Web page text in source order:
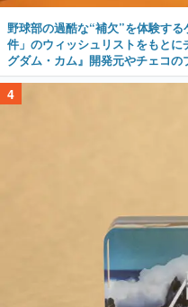
野球部の過酷な“補欠”を体験す
件」のウィッシュリストをもと
グダム・カム』開発元やチェコ
4